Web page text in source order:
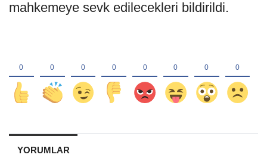
mahkemeye sevk edilecekleri bildirildi.
YORUMLAR